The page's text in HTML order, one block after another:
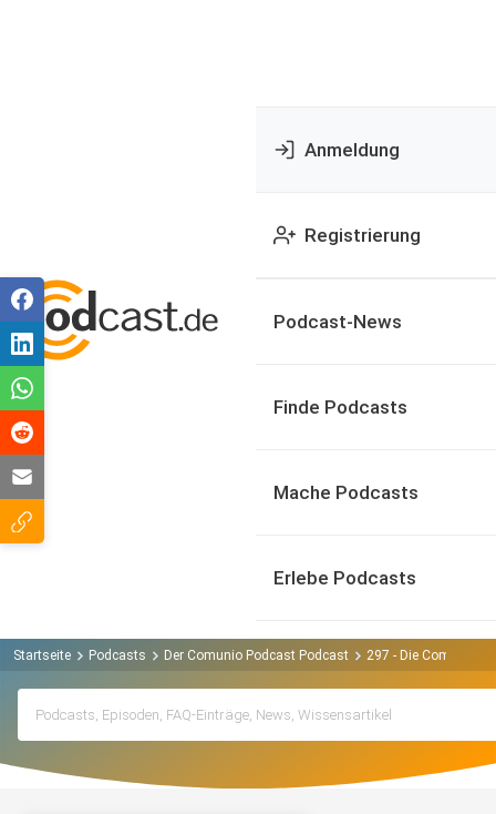
Anmeldung
Registrierung
Podcast-News
Finde Podcasts
Mache Podcasts
Erlebe Podcasts
Startseite Podcasts Der Comunio Podcast Podcast 297 - Die